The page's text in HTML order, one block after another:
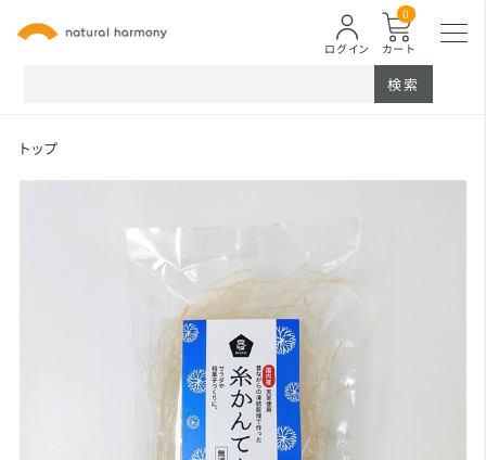
カート
0
ログイン
検索
トップ